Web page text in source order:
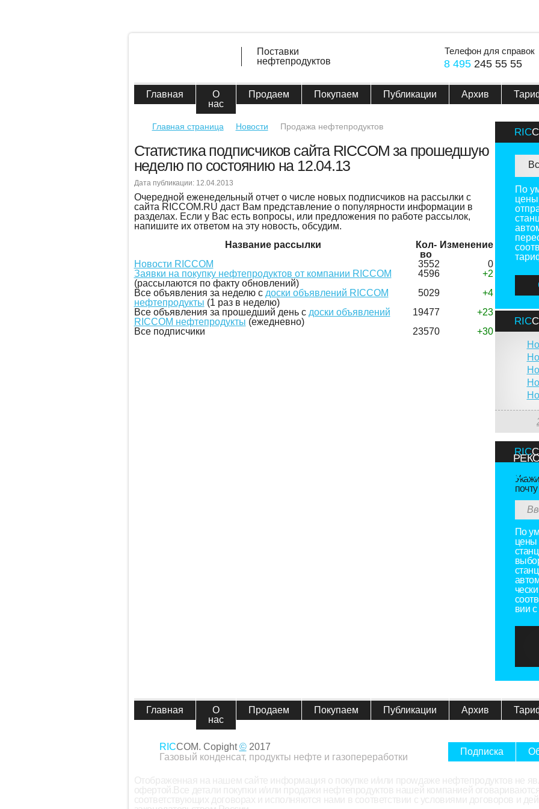
Поставки
нефтепродуктов
Телефон для справок
8 495245 55 55
Главная
О
нас
Продаем Покупаем Публикации Архив
Главная страница Новости Продажа нефтепродуктов
Статистика подписчиков сайта RICCOM за прошедшую
неделю по состоянию на 12.04.13
Дата публикации: 12.04.2013
Очередной еженедельный отчет о числе новых подписчиков на рассылки с
сайта RICCOM.RU даст Вам представление о популярности информации в
разделах. Если у Вас есть вопросы, или предложения по работе рассылок,
напишите их ответом на эту новость, обсудим.
Название рассылки
Кол-
во
Изменение
Новости RICCOM
3552
0
Заявки на покупку нефтепродуктов от компании RICCOM
(рассылаются по факту обновлений)
4596
+2
Все объявления за неделю с доски объявлений RICCOM
нефтепродукты (1 раз в неделю)
5029
+4
Все объявления за прошедший день с доски объявлений
RICCOM нефтепродукты (ежедневно)
19477
+23
Все подписчики
23570 +30
RIC
По
цены
RIC
RIC
почту
По
цены
вии
Главная
О
нас
Продаем Покупаем Публикации Архив
RICCOM. Copight©2017
Газовый конденсат, продукты нефте и газопереработки
Подписка